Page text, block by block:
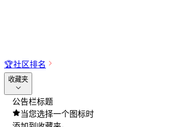
🏆社区排名
收藏夹
公告栏标题
当您选择一个图标时